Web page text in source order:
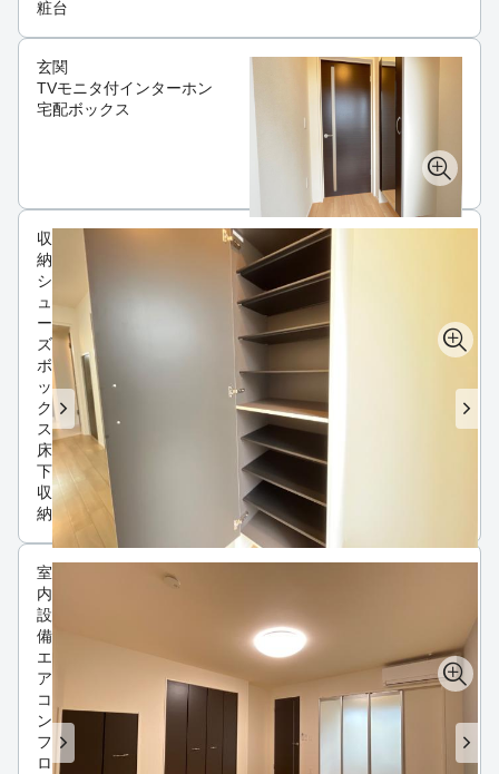
粧台
玄関
TVモニタ付インターホン
宅配ボックス
収
納
シ
ュ
ー
ズ
ボ
ッ
ク
ス
床
下
収
納
室
内
設
備
エ
ア
コ
ン
フ
ロ